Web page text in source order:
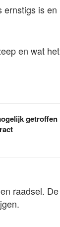
ernstigs is en
en wat het
getroffen
raadsel. De